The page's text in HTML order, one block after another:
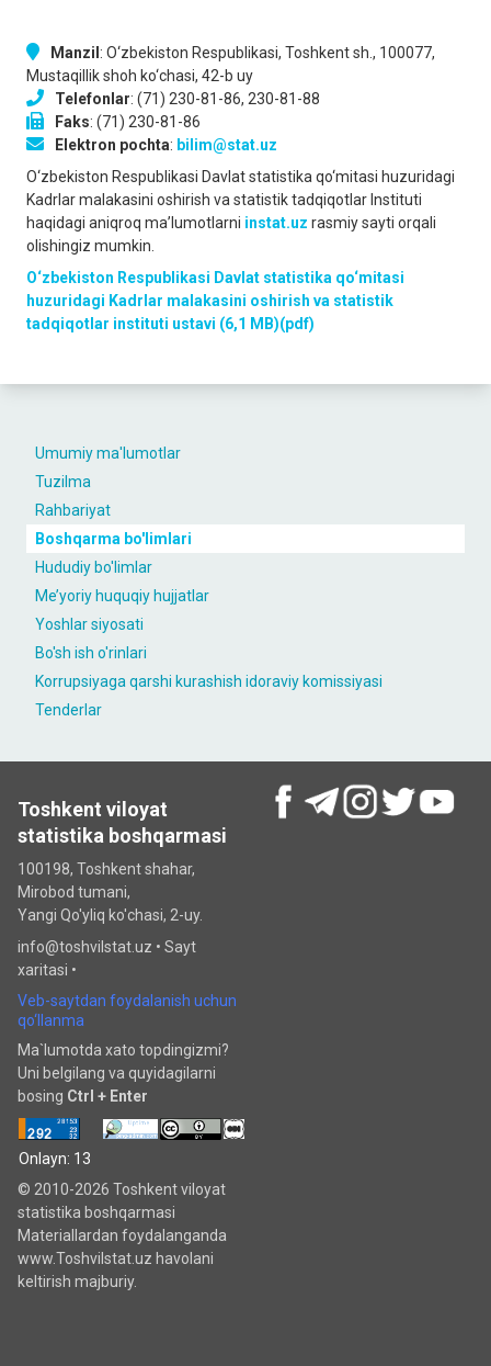
Umumiy ma'lumotlar
Tuzilma
Rahbariyat
Boshqarma bo'limlari
Hududiy bo'limlar
Me’yoriy huquqiy hujjatlar
Yoshlar siyosati
Bo'sh ish o'rinlari
Korrupsiyaga qarshi kurashish idoraviy komissiyasi
Tenderlar
Manzil : O‘zbekiston Respublikаsi, Toshkent sh., 100077,
Mustаqillik shoh ko‘chаsi, 42-b uy
Telefonlar: (71) 230-81-86, 230-81-88
Faks: (71) 230-81-86
Elektron pochta: bilim@stat.uz
O‘zbekiston Respublikаsi Dаvlаt stаtistikа qo‘mitаsi huzuridagi
Kаdrlаr malakasini oshirish vа stаtistik tаdqiqotlаr Instituti
haqidagi aniqroq ma’lumotlarni instat.uz rasmiy sayti orqali
olishingiz mumkin.
O‘zbekiston Respublikаsi Dаvlаt stаtistikа qo‘mitаsi
huzuridagi Kаdrlаr malakasini oshirish vа stаtistik
tаdqiqotlаr instituti ustavi (6,1 MB)(pdf)
Toshkent viloyat
statistika boshqarmasi
100198, Toshkent shahar,
Mirobod tumani,
Yangi Qo'yliq ko'chasi, 2-uy.
info@toshvilstat.uz • Sayt
xaritasi •
Veb-saytdan foydalanish uchun
qo‘llanma
Ma`lumotda xato topdingizmi?
Uni belgilang va quyidagilarni
bosing Ctrl + Enter
Onlayn: 13
© 2010-2026 Toshkent viloyat
statistika boshqarmasi
Materiallardan foydalanganda
www.Toshvilstat.uz havolani
keltirish majburiy.